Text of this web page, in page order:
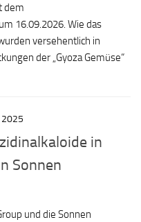
dem
16.09.2026. Wie das
versehentlich in
der „Gyoza Gemüse“
2025
in
Sonnen
und die Sonnen